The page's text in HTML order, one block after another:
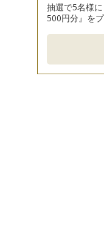
抽選で5名様
500円分』をプ